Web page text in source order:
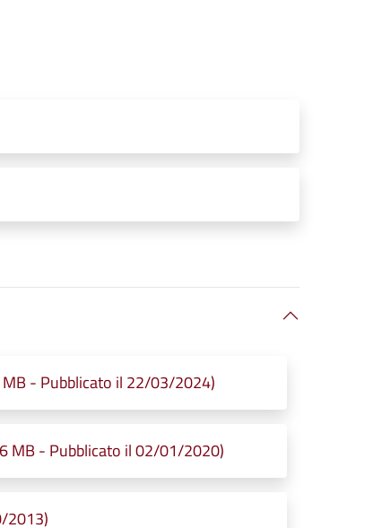
MB - Pubblicato il 22/03/2024)
MB - Pubblicato il 02/01/2020)
2013)